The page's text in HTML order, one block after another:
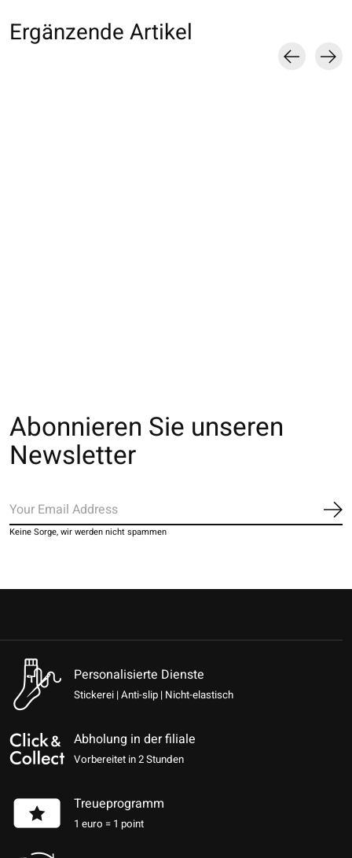
Ergänzende Artikel
Abonnieren Sie unseren
Newsletter
Keine Sorge, wir werden nicht spammen
Personalisierte Dienste
Stickerei | Anti-slip | Nicht-elastisch
Abholung in der filiale
Vorbereitet in 2 Stunden
Treueprogramm
1 euro = 1 point